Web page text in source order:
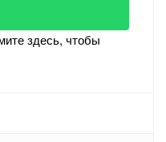
здесь, чтобы